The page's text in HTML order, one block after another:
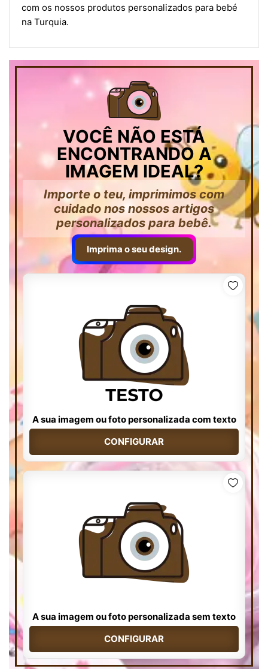
com os nossos produtos personalizados para bebé
na Turquia.
VOCÊ NÃO ESTÁ
ENCONTRANDO A
IMAGEM IDEAL?
Importe o teu, imprimimos com
cuidado nos nossos artigos
personalizados para bebê.
Imprima o seu design.
A sua imagem ou foto personalizada com texto
CONFIGURAR
A sua imagem ou foto personalizada sem texto
CONFIGURAR